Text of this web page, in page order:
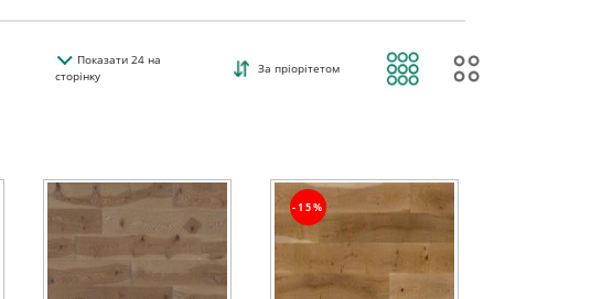
Показати24на
сторінку
За пріорітетом
-15%